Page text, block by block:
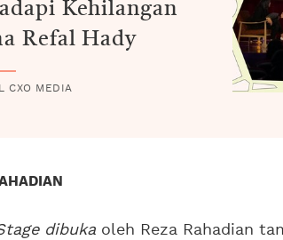
Kehilangan
Refal Hady
CXO MEDIA
dibuka oleh Reza Rahadian